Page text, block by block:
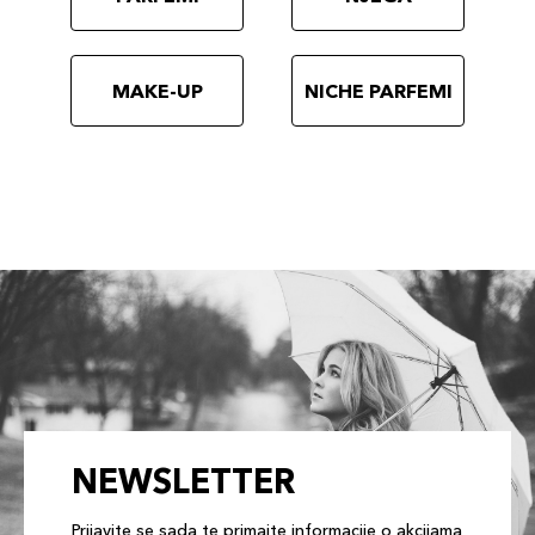
MAKE-UP NICHE PARFEMI
NEWSLETTER
Prijavite se sada te primajte informacije o akcijama